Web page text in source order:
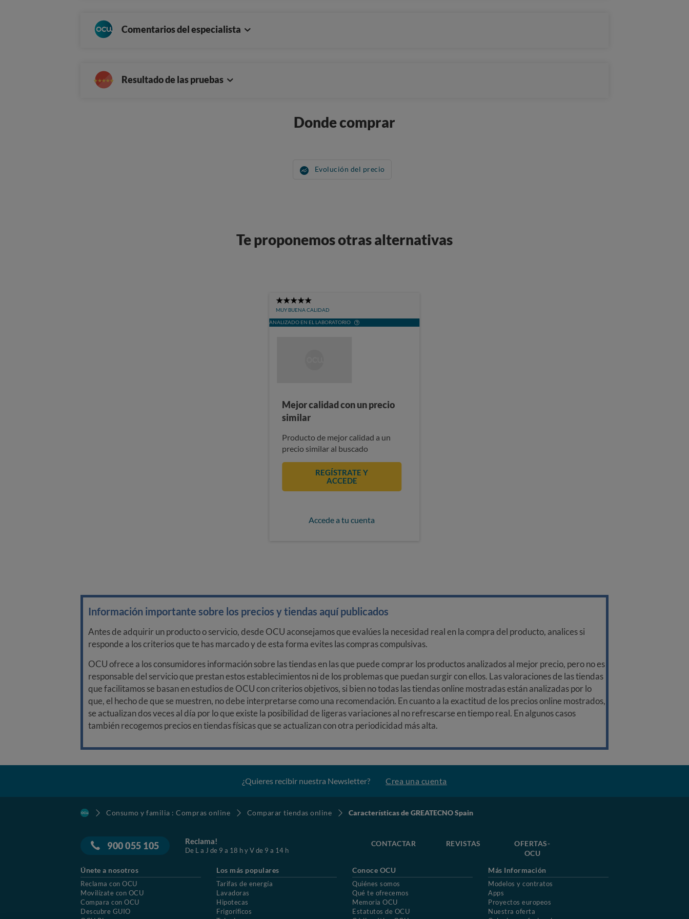
Comentarios del especialista
Resultado de las pruebas
Donde comprar
Evolución del precio
Te proponemos otras alternativas
5
Stars
MUY BUENA CALIDAD
ANALIZADO EN EL LABORATORIO
Mejor calidad con un precio
similar
Producto de mejor calidad a un
precio similar al buscado
REGÍSTRATE Y
ACCEDE
Accede a tu cuenta
Información importante sobre los precios y tiendas aquí publicados
Antes de adquirir un producto o servicio, desde OCU aconsejamos que evalúes la necesidad real en la compra del producto, analices si
responde a los criterios que te has marcado y de esta forma evites las compras compulsivas.
OCU ofrece a los consumidores información sobre las tiendas en las que puede comprar los productos analizados al mejor precio, pero no es
responsable del servicio que prestan estos establecimientos ni de los problemas que puedan surgir con ellos. Las valoraciones de las tiendas
que facilitamos se basan en estudios de OCU con criterios objetivos, si bien no todas las tiendas online mostradas están analizadas por lo
que, el hecho de que se muestren, no debe interpretarse como una recomendación. En cuanto a la exactitud de los precios online mostrados,
se actualizan dos veces al día por lo que existe la posibilidad de ligeras variaciones al no refrescarse en tiempo real. En algunos casos
también recogemos precios en tiendas físicas que se actualizan con otra periodicidad más alta.
¿Quieres recibir nuestra Newsletter? Crea una cuenta
Consumo y familia : Compras online Comparar tiendas online Características de GREATECNO Spain
900 055 105 Reclama!
De L a J de 9 a 18 h y V de 9 a 14 h
CONTACTAR REVISTAS
OFERTAS-
OCU
Únete a nosotros
Reclama con OCU
Movilízate con OCU
Compara con OCU
Descubre GUIO
Los más populares
Tarifas de energía
Lavadoras
Hipotecas
Frigoríficos
Conoce OCU
Quiénes somos
Qué te ofrecemos
Memoria OCU
Estatutos de OCU
Más Información
Modelos y contratos
Apps
Proyectos europeos
Nuestra oferta